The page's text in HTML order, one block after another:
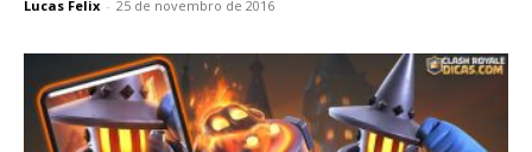
Lucas Felix - 25 de novembro de 2016